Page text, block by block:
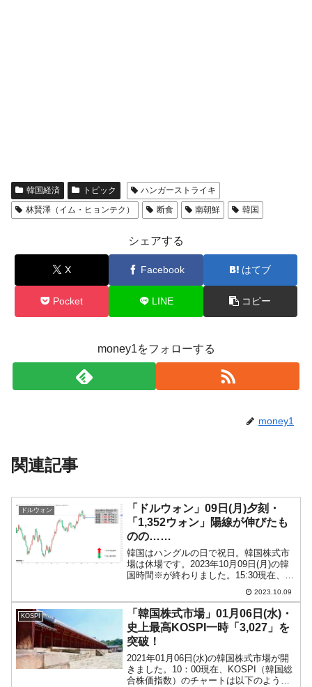
韓国経済 トピック
ハンガーストライキ
林賢澤（イム・ヒョンテク）
断食 南朝鮮 韓国
シェアする
X Facebook はてブ
Pocket LINE コピー
money1をフォローする
money1
関連記事
ドルウォン
「ドルウォン」09日(月)夕刻・
「1,352ウォン」陽線が伸びたも
のの……
韓国はハングルの日で祝日。韓国株式市
場は休場です。2023年10月09日(月)の韓
国時間※が終わりました。15:30現在、ド
ルウォンのチャートは以下のようになっ
ています（チャートは『Investing.com』
より引用）。陽線が長くなり、現...
2023.10.09
KOSPI
「韓国株式市場」01月06日(水)・
史上最高KOSPI一時「3,027」を
突破！
2021年01月06日(水)の韓国株式市場が開
きました。10：00現在、KOSPI（韓国総
合株価指数）のチャートは以下のように